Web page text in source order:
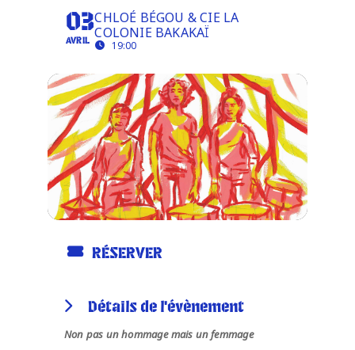
Infos pratiques
03
AVRIL
CHLOÉ BÉGOU & CIE LA
COLONIE BAKAKAÏ
19:00
RÉSERVER
Détails de l'évènement
Non pas un hommage mais un femmage